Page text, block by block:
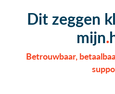
Dit zeggen
mijn
Betrouwbaar,